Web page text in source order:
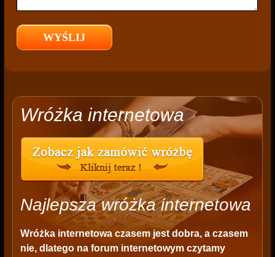
Wróżka internetowa
Najlepsza wróżka internetowa
Wróżka internetowa czasem jest dobra, a czasem
nie, dlatego na forum internetowym czytamy